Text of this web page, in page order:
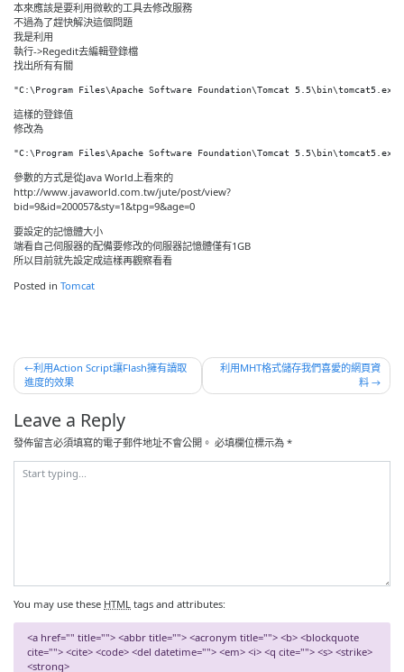
本來應該是要利用微軟的工具去修改服務
不過為了趕快解決這個問題
我是利用
執行->Regedit去編輯登錄檔
找出所有有關
這樣的登錄值
修改為
參數的方式是從Java World上看來的
http://www.javaworld.com.tw/jute/post/view?
bid=9&id=200057&sty=1&tpg=9&age=0
要設定的記憶體大小
端看自己伺服器的配備要修改的伺服器記憶體僅有1GB
所以目前就先設定成這樣再觀察看看
Posted in Tomcat
文
章
導
覽
利用Action Script讓Flash擁有讀取
進度的效果
利用MHT格式儲存我們喜愛的網頁資
料
Leave a Reply
發佈留言必須填寫的電子郵件地址不會公開。 必填欄位標示為 *
You may use these HTML tags and attributes:
<a href="" title=""> <abbr title=""> <acronym title=""> <b> <blockquote
cite=""> <cite> <code> <del datetime=""> <em> <i> <q cite=""> <s> <strike>
<strong>